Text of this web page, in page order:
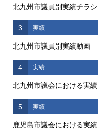
北九州市議員別実績チラシ
3 実績
北九州市議員別実績動画
4 実績
北九州市議会における実績
5 実績
鹿児島市議会における実績